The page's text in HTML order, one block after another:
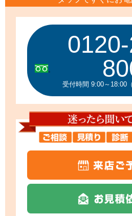
受付時間 9:00～18:00